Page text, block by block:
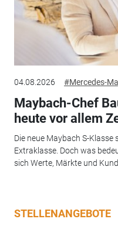
04.08.2026 #Mercedes-
Maybach-Chef
heute vor allem
Die neue Maybach S-
Extraklasse. Doch was
sich Werte, Märkte und
STELLENANGEBOTE